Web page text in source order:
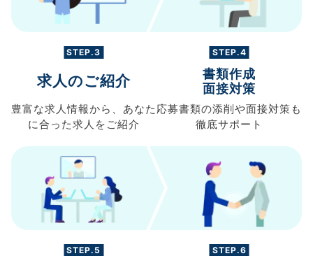
STEP.3
求人のご紹介
豊富な求人情報から、 あなた
に合った求人を ご紹介
STEP.4
書類作成
面接対策
応募書類の添削や面接対策も
徹底サポート
STEP.5 STEP.6